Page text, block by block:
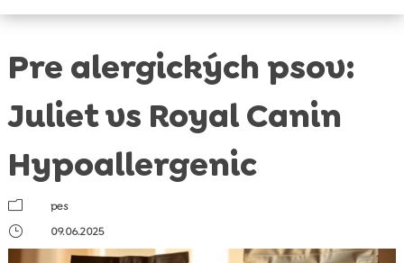
Pre alergických psov:
Juliet vs Royal Canin
Hypoallergenic
m
pes
}
09.06.2025